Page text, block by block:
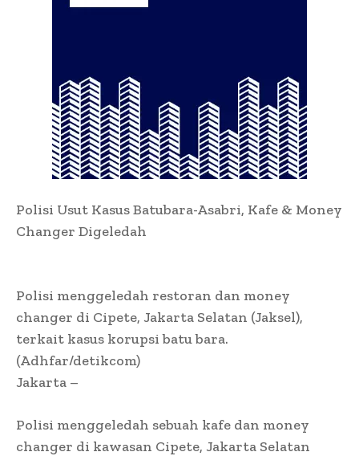
Polisi Usut Kasus Batubara-Asabri, Kafe & Money
Changer Digeledah
Polisi menggeledah restoran dan money
changer di Cipete, Jakarta Selatan (Jaksel),
terkait kasus korupsi batu bara.
(Adhfar/detikcom)
Jakarta –
Polisi menggeledah sebuah kafe dan money
changer di kawasan Cipete, Jakarta Selatan